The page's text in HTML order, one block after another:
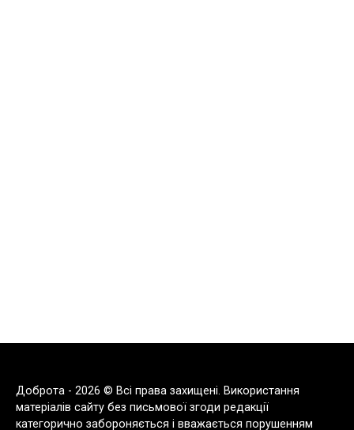
Доброта - 2026 © Всі права захищені. Використання
матеріалів сайту без письмової згоди редакції
категорично забороняється і вважається порушенням